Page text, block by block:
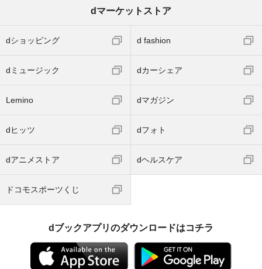
dマーケットストア
dショッピング d fashion
dミュージック dカーシェア
Lemino dマガジン
dヒッツ dフォト
dアニメストア dヘルスケア
ドコモスポーツくじ
dブックアプリのダウンロードはコチラ